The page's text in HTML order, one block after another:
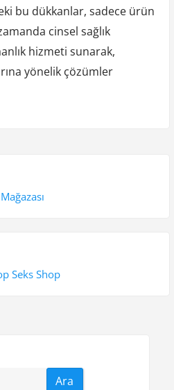
bu dükkanlar, sadece ürün
cinsel sağlık
hizmeti sunarak,
yönelik çözümler
Seks Shop
Ara